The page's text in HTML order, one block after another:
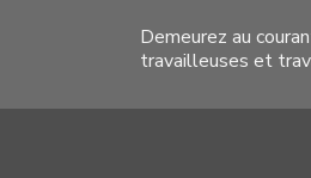
Demeurez au
travailleuses et